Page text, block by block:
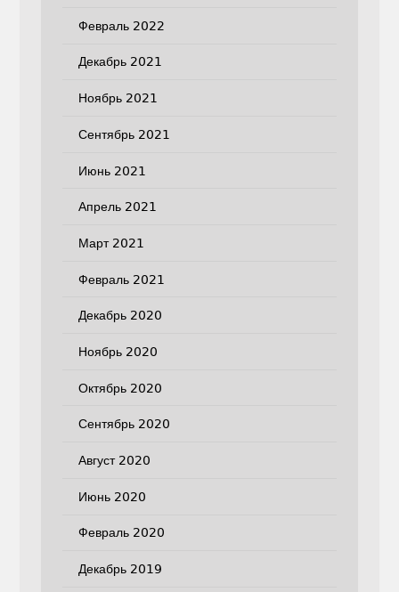
Февраль 2022
Декабрь 2021
Ноябрь 2021
Сентябрь 2021
Июнь 2021
Апрель 2021
Март 2021
Февраль 2021
Декабрь 2020
Ноябрь 2020
Октябрь 2020
Сентябрь 2020
Август 2020
Июнь 2020
Февраль 2020
Декабрь 2019